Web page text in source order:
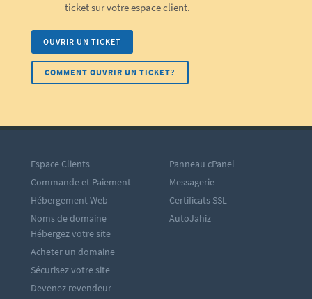
ticket sur votre espace client.
OUVRIR UN TICKET
COMMENT OUVRIR UN TICKET?
Espace Clients
Commande et Paiement
Hébergement Web
Noms de domaine
Panneau cPanel
Messagerie
Certificats SSL
AutoJahiz
Hébergez votre site
Acheter un domaine
Sécurisez votre site
Devenez revendeur